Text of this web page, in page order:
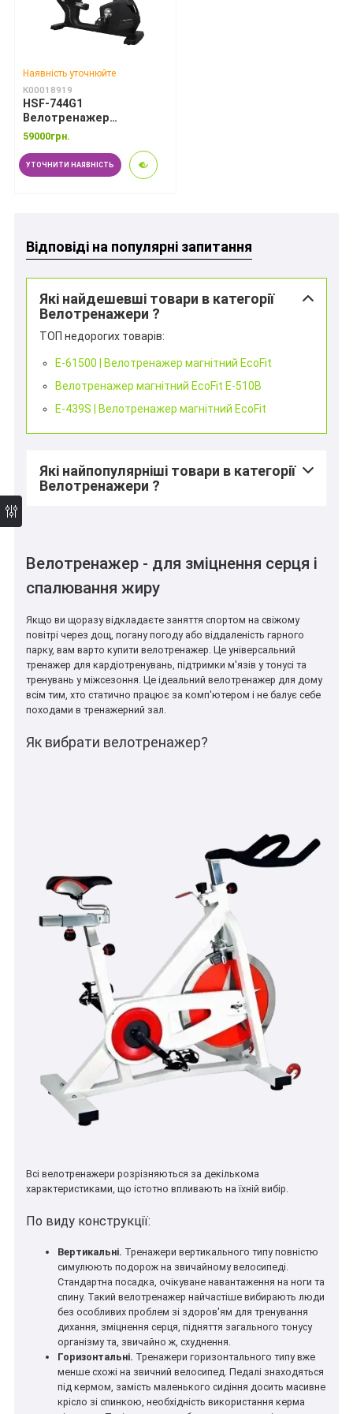
Наявність уточнюйте
К00018919
HSF-744G1
Велотренажер
професійний
горизонтальний
59000грн.
УТОЧНИТИ НАЯВНІСТЬ
Відповіді на популярні запитання
Які найдешевші товари в категорії
Велотренажери ?
ТОП недорогих товарів:
E-61500 | Велотренажер магнітний EcoFit
Велотренажер магнітний EcoFit E-510B
E-439S | Велотренажер магнітний EcoFit
Які найпопулярніші товари в категорії
Велотренажери ?
Велотренажер - для зміцнення серця і
спалювання жиру
Якщо ви щоразу відкладаєте заняття спортом на свіжому
повітрі через дощ, погану погоду або віддаленість гарного
парку, вам варто купити велотренажер. Це універсальний
тренажер для кардіотренувань, підтримки м'язів у тонусі та
тренувань у міжсезоння. Це ідеальний велотренажер для дому
всім тим, хто статично працює за комп'ютером і не балує себе
походами в тренажерний зал.
Як вибрати велотренажер?
Всі велотренажери розрізняються за декількома
характеристиками, що істотно впливають на їхній вибір.
По виду конструкції:
Вертикальні. Тренажери вертикального типу повністю
симулюють подорож на звичайному велосипеді.
Стандартна посадка, очікуване навантаження на ноги та
спину. Такий велотренажер найчастіше вибирають люди
без особливих проблем зі здоров'ям для тренування
дихання, зміцнення серця, підняття загального тонусу
організму та, звичайно ж, схуднення.
Горизонтальні. Тренажери горизонтального типу вже
менше схожі на звичний велосипед. Педалі знаходяться
під кермом, замість маленького сидіння досить масивне
крісло зі спинкою, необхідність використання керма
*